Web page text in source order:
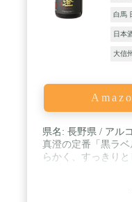
白馬
日本
大信
県名: 長野県 / アル
真澄の定番「黒ラ
らかく、すっきり